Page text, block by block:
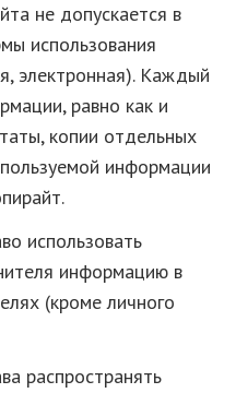
не допускается в
использования
электронная). Каждый
равно как и
копии отдельных
информации
использовать
информацию в
(кроме личного
распространять